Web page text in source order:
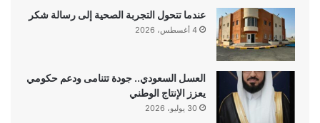
عندما تتحول التجربة الصحية إلى رسالة شكر
4 أغسطس، 2026
العسل السعودي.. جودة تتنامى ودعم حكومي
يعزز الإنتاج الوطني
30 يوليو، 2026